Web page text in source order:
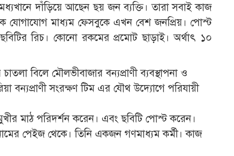
দাঁড়িয়ে আছেন ছয় জন ব্যক্তি। তারা সবাই কাজ
যোগাযোগ মাধ্যম ফেসবুকে এখন বেশ জনপ্রিয়। পোস্ট
রিচ। কোনো রকমের প্রমোট ছাড়াই। অর্থাৎ ১০
বিলে মৌলভীবাজার বন্যপ্রাণী ব্যবস্থাপনা ও
বন্যপ্রাণী সংরক্ষণ টিম এর যৌথ উদ্যোগে পরিযায়ী
মাঠ পরিদর্শন করেন। এবং ছবিটি পোস্ট করেন।
পেইজ থেকে। তিনি একজন গণমাধ্যম কর্মী। কাজ